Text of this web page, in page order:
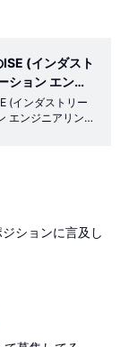
(インダスト
ション エンジ
ームは、お客
ムとともにプロ
を積極採用
はという方の
しております。
isejobsjapan
(インダストリー
エンジニアリン
積極採用中です。
の応募をお待ち
ションに言及し